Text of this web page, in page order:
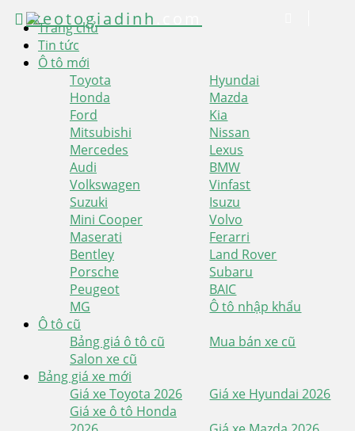
Trang chủ
Tin tức
Ô tô mới
Toyota
Hyundai
Honda
Mazda
Ford
Kia
Mitsubishi
Nissan
Mercedes
Lexus
Audi
BMW
Volkswagen
Vinfast
Suzuki
Isuzu
Mini Cooper
Volvo
Maserati
Ferarri
Bentley
Land Rover
Porsche
Subaru
Peugeot
BAIC
MG
Ô tô nhập khẩu
Ô tô cũ
Bảng giá ô tô cũ
Mua bán xe cũ
Salon xe cũ
Bảng giá xe mới
Giá xe Toyota 2026
Giá xe Hyundai 2026
Giá xe ô tô Honda
xeotogiadinh